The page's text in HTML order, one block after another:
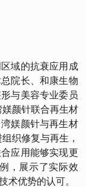
域的抗衰应用成
院长、和康生物
与美容专业委员
颜针联合再生材
媄颜针与再生材
织修复与再生，
应用能够实现更
，展示了实际效
术优势的认可。